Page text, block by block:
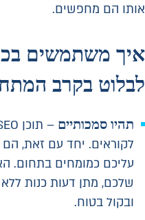
אותו הם מחפשים.
איך משתמשים
לבלוט בקרב
תהיו סמכותיים
לקוראים. יחד עם זאת,
עליכם כמומחים בתחום.
שלכם, מתן דעות כנות ללא
ובקול בטוח.